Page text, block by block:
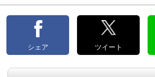
シェア ツイート